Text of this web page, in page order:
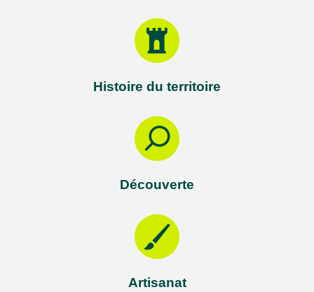
Histoire du territoire
Découverte
Artisanat